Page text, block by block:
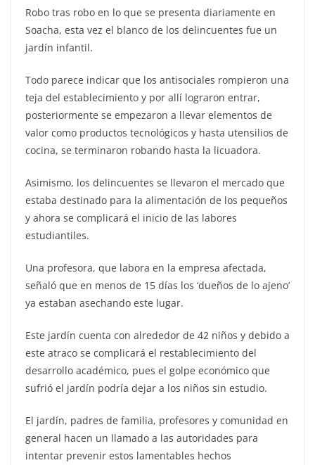
Robo tras robo en lo que se presenta diariamente en
Soacha, esta vez el blanco de los delincuentes fue un
jardín infantil.
Todo parece indicar que los antisociales rompieron una
teja del establecimiento y por allí lograron entrar,
posteriormente se empezaron a llevar elementos de
valor como productos tecnológicos y hasta utensilios de
cocina, se terminaron robando hasta la licuadora.
Asimismo, los delincuentes se llevaron el mercado que
estaba destinado para la alimentación de los pequeños
y ahora se complicará el inicio de las labores
estudiantiles.
Una profesora, que labora en la empresa afectada,
señaló que en menos de 15 días los ‘dueños de lo ajeno’
ya estaban asechando este lugar.
Este jardín cuenta con alrededor de 42 niños y debido a
este atraco se complicará el restablecimiento del
desarrollo académico, pues el golpe económico que
sufrió el jardín podría dejar a los niños sin estudio.
El jardín, padres de familia, profesores y comunidad en
general hacen un llamado a las autoridades para
intentar prevenir estos lamentables hechos